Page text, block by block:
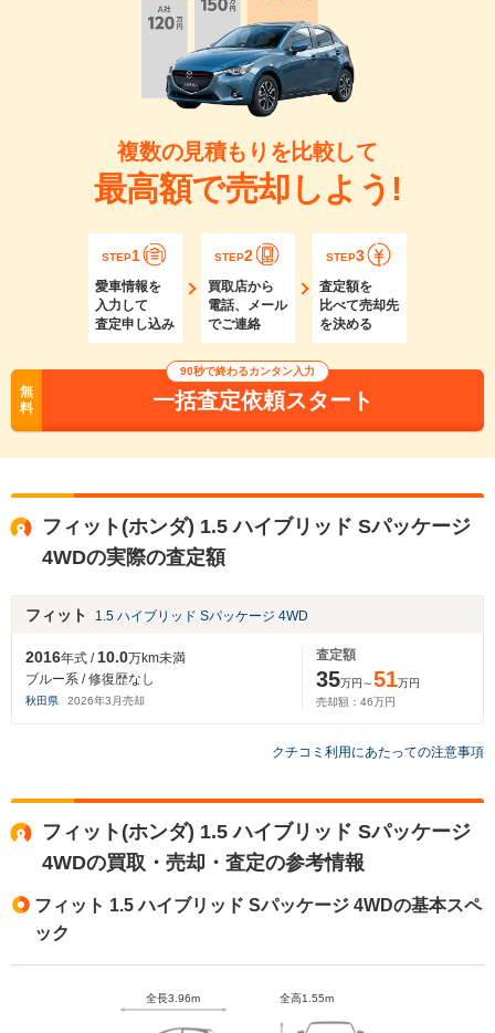
複数の見積もりを比較して
最高額で売却しよう!
STEP1
愛車情報を
入力して
査定申し込み
STEP2
買取店から
電話、メール
でご連絡
STEP3
査定額を
比べて売却先
を決める
無
料
90秒で終わるカンタン入力
一括査定依頼スタート
フィット(ホンダ) 1.5 ハイブリッド Sパッケージ
4WDの実際の査定額
フィット 1.5 ハイブリッド Sパッケージ 4WD
2016年式 /10.0万km未満
ブルー系 / 修復歴なし
秋田県 2026年3 月売却
査定額
35万円～51万円
売却額： 46万円
クチコミ利用にあたっての注意事項
フィット(ホンダ) 1.5 ハイブリッド Sパッケージ
4WDの買取・売却・査定の参考情報
フィット 1.5 ハイブリッド Sパッケージ 4WDの基本スペ
ック
全長3.96m 全高1.55m